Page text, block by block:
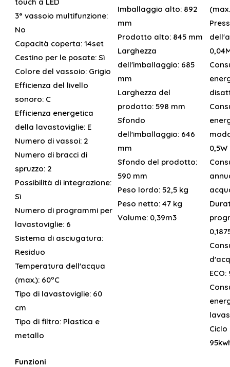
3° vassoio multifunzione:
No
Capacità coperta: 14set
Cestino per le posate: Sì
Colore del vassoio: Grigio
Efficienza del livello
sonoro: C
Efficienza energetica
della lavastoviglie: E
Numero di vassoi: 2
Numero di bracci di
spruzzo: 2
Possibilità di integrazione:
Sì
Numero di programmi per
lavastoviglie: 6
Sistema di asciugatura:
Residuo
Temperatura dell'acqua
(max.): 60ºC
Tipo di lavastoviglie: 60
cm
Tipo di filtro: Plastica e
metallo
Imballaggio alto: 892
mm
Prodotto alto: 845 mm
Larghezza
dell'imballaggio: 685
mm
Larghezza del
prodotto: 598 mm
Sfondo
dell'imballaggio: 646
mm
Sfondo del prodotto:
590 mm
Peso lordo: 52,5 kg
Peso netto: 47 kg
Volume: 0,39m3
0,5W
ECO:
Ciclo
Funzioni